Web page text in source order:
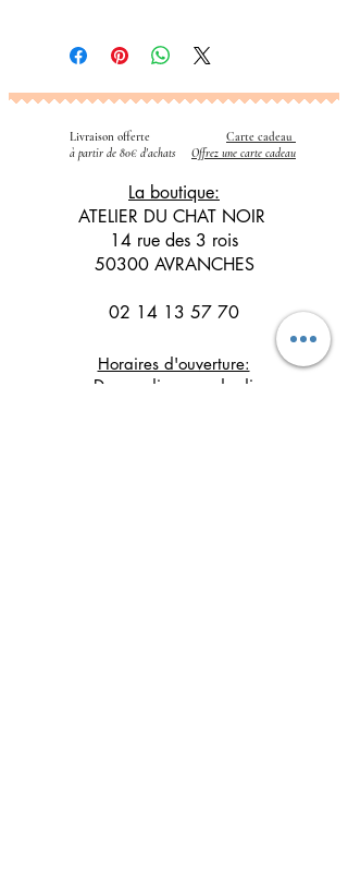
des couleurs similaires
Livraison offerte
à partir de 80€ d'achats
Carte cadeau
Offrez une carte cadeau
La boutique:
ATELIER DU CHAT NOIR
14 rue des 3 rois
50300 AVRANCHES
02 14 13 57 70
Horaires d'ouverture:
Du mardi au vendredi